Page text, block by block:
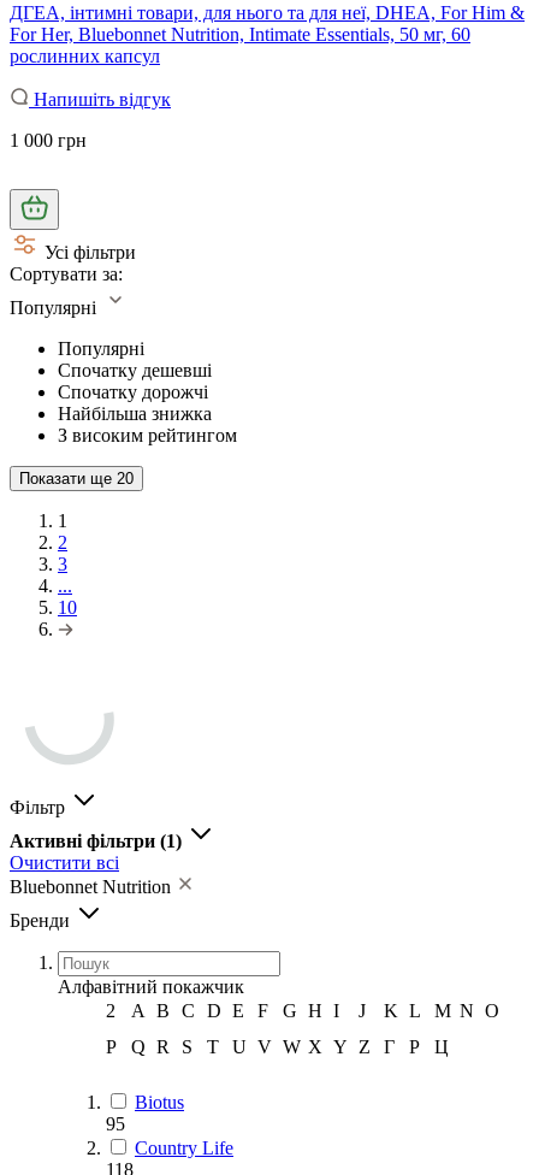
ДГЕА, інтимні товари, для нього та для неї, DHEA, For Him &
For Her, Bluebonnet Nutrition, Intimate Essentials, 50 мг, 60
рослинних капсул
Напишіть відгук
1 000 грн
Усі фільтри
Сортувати за:
Популярні
Популярні
Спочатку дешевші
Спочатку дорожчі
Найбільша знижка
З високим рейтингом
Показати ще 20
1
2
3
...
10
Фільтр
Активні фільтри (1)
Очистити всі
Bluebonnet Nutrition
Бренди
Алфавітний покажчик
2
A B C D E F G H I J K L M N O
P
Q R S T U V W X Y Z Г Р Ц
Biotus
95
Country Life
118